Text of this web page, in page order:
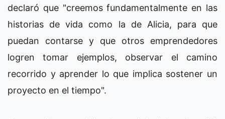
declaró que "creemos fundamentalmente en las
historias de vida como la de Alicia, para que
puedan contarse y que otros emprendedores
logren tomar ejemplos, observar el camino
recorrido y aprender lo que implica sostener un
proyecto en el tiempo".